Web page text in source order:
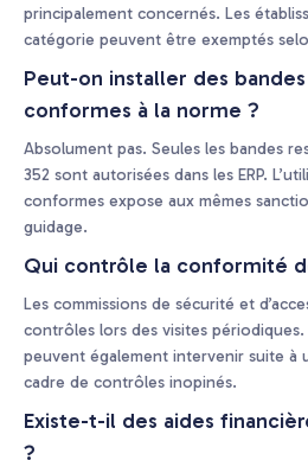
principalement concernés. Les
catégorie peuvent être exemptés
Peut-on installer des
conformes à la norme ?
Absolument pas. Seules les bandes
352 sont autorisées dans les ERP.
conformes expose aux mêmes
guidage.
Qui contrôle la conformité
Les commissions de sécurité et
contrôles lors des visites périodiques.
peuvent également intervenir suite à
cadre de contrôles inopinés.
Existe-t-il des aides
?